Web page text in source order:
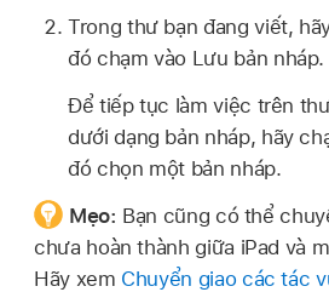
Trong thư bạn đang viết,
đó chạm vào Lưu bản nháp.
Để tiếp tục làm việc trên
dưới dạng bản nháp, hãy
đó chọn một bản nháp.
Mẹo: Bạn cũng có thể
chưa hoàn thành giữa iPad và
Hãy xem Chuyển giao các tác